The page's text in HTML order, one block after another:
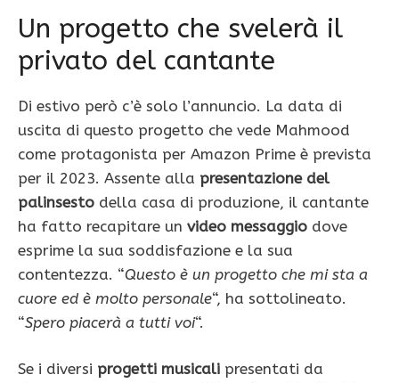
Un progetto che svelerà il
privato del cantante
Di estivo però c’è solo l’annuncio. La data di
uscita di questo progetto che vede Mahmood
come protagonista per Amazon Prime è prevista
per il 2023. Assente alla presentazione del
palinsesto della casa di produzione, il cantante
ha fatto recapitare un video messaggio dove
esprime la sua soddisfazione e la sua
contentezza. “Questo è un progetto che mi sta a
cuore ed è molto personale“, ha sottolineato.
“Spero piacerà a tutti voi“.
Se i diversi progetti musicali presentati da